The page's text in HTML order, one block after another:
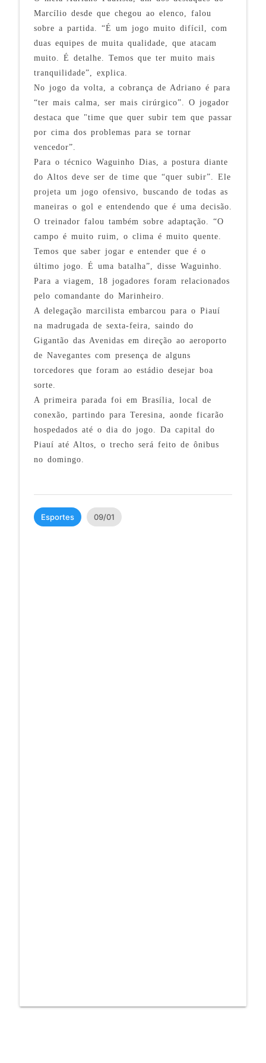
Marcílio desde que chegou ao elenco, falou
sobre a partida. “É um jogo muito difícil, com
duas equipes de muita qualidade, que atacam
muito. É detalhe. Temos que ter muito mais
tranquilidade”, explica.
No jogo da volta, a cobrança de Adriano é para
“ter mais calma, ser mais cirúrgico”. O jogador
destaca que "time que quer subir tem que passar
por cima dos problemas para se tornar
vencedor”.
Para o técnico Waguinho Dias, a postura diante
do Altos deve ser de time que “quer subir”. Ele
projeta um jogo ofensivo, buscando de todas as
maneiras o gol e entendendo que é uma decisão.
O treinador falou também sobre adaptação. “O
campo é muito ruim, o clima é muito quente.
Temos que saber jogar e entender que é o
último jogo. É uma batalha”, disse Waguinho.
Para a viagem, 18 jogadores foram relacionados
pelo comandante do Marinheiro.
A delegação marcilista embarcou para o Piauí
na madrugada de sexta-feira, saindo do
Gigantão das Avenidas em direção ao aeroporto
de Navegantes com presença de alguns
torcedores que foram ao estádio desejar boa
sorte.
A primeira parada foi em Brasília, local de
conexão, partindo para Teresina, aonde ficarão
hospedados até o dia do jogo. Da capital do
Piauí até Altos, o trecho será feito de ônibus
no domingo.
Esportes 09/01